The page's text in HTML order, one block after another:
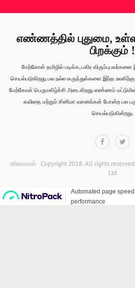
எண்ணத்தில் புதுமை,
பிறக்கும் !
மேற்கோள் தமிழில் படிக்க, பகிர
செயல்படுகிறது. பல நல்ல கருத்துக்களை இந்த
மேற்கோள் பெருமகிழ்ச்சி அடைகிறது. எண்ணம்
கவிதை மற்றும் சினிமா வசனங்கள் போன்ற பல
செயல்படுகின்றது.
Facebook
உரிமைகள் Copyright 2018. All rights
Ltd